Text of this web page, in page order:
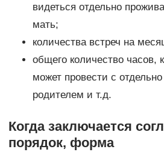
видеться отдельно
мать;
количества встреч на
общего количество часов,
может провести с
родителем и т.д.
Когда заключается
порядок, форма